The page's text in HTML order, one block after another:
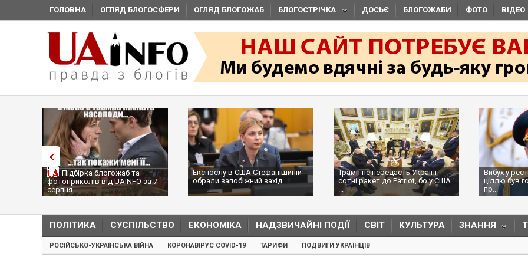
ГОЛОВНА ОГЛЯД БЛОГОСФЕРИ ОГЛЯД БЛОГОЖАБ БЛОГОСТРІЧКА ДОСЬЄ БЛОГОЖАБИ ФОТО ВІДЕО
Підбірка блогожаб та
фотоприколів від UAINFO за 7
серпня
Експослу в США Стефанішиній
обрали запобіжний захід
Трамп не передасть Україні
сотні ракет до Patriot, бо у США
...
Вибух у
ціллю був
пр...
ПОЛІТИКА СУСПІЛЬСТВО ЕКОНОМІКА НАДЗВИЧАЙНІ ПОДІЇ СВІТ КУЛЬТУРА ЗНАННЯ
РОСІЙСЬКО-УКРАЇНСЬКА ВІЙНА КОРОНАВІРУС COVID-19 ТАРИФИ ПОДВИГИ УКРАЇНЦІВ